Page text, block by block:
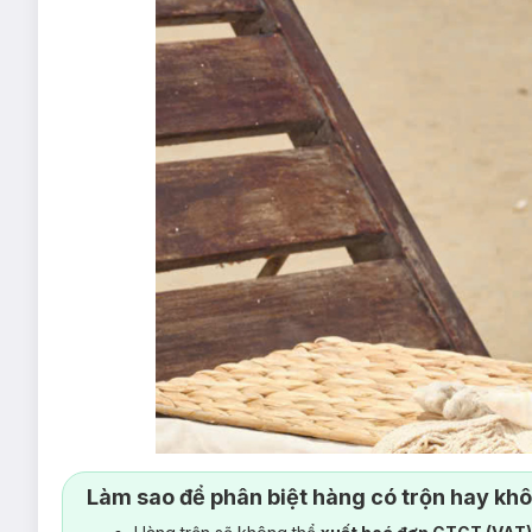
Làm sao để phân biệt hàng có trộn hay